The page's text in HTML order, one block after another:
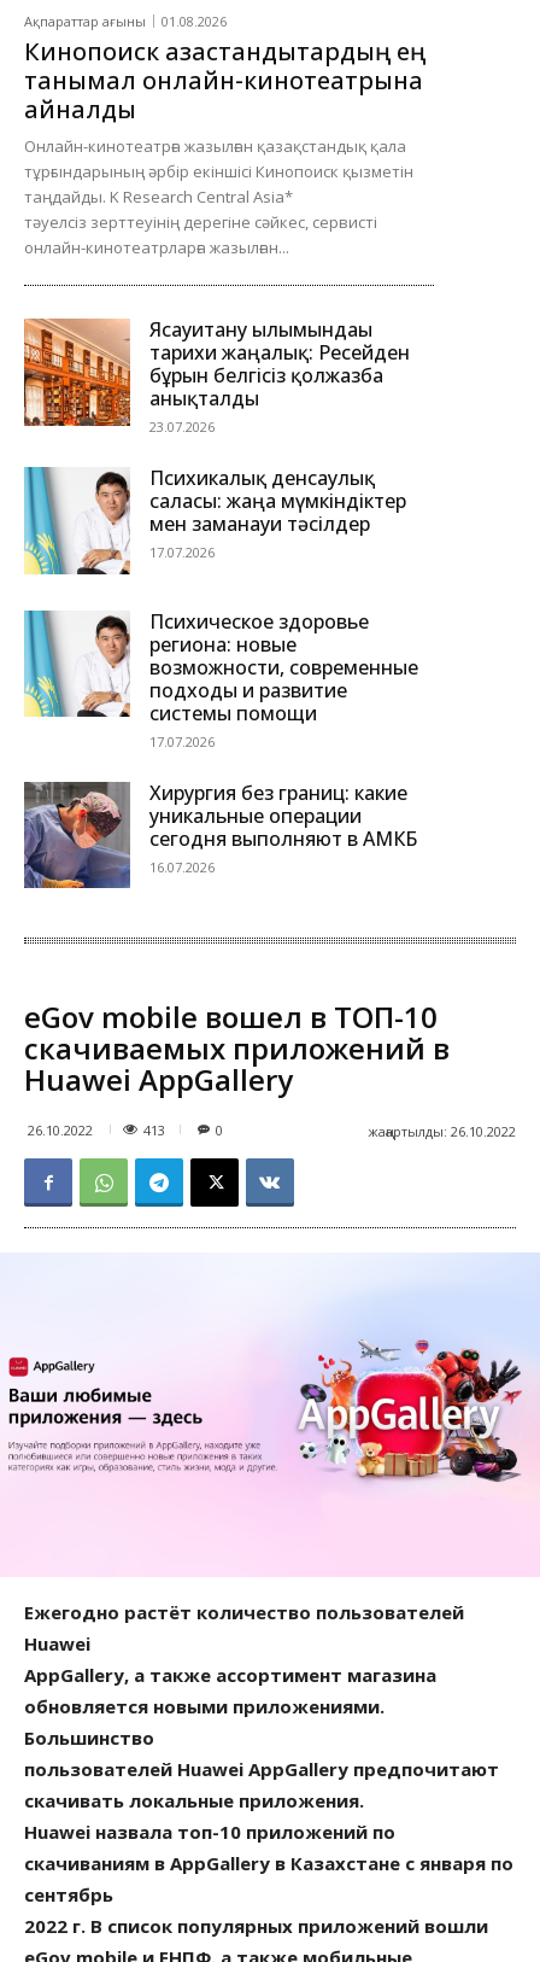
Ақпараттар ағыны 01.08.2026
Кинопоиск қазақстандықтардың ең
танымал онлайн-кинотеатрына
айналды
Онлайн-кинотеатрға жазылған қазақстандық қала
тұрғындарының әрбір екіншісі Кинопоиск қызметін
таңдайды. K Research Central Asia*
тәуелсіз зерттеуінің дерегіне сәйкес, сервисті
онлайн-кинотеатрларға жазылған...
Ясауитану ғылымындағы
тарихи жаңалық: Ресейден
бұрын белгісіз қолжазба
анықталды
23.07.2026
Психикалық денсаулық
саласы: жаңа мүмкіндіктер
мен заманауи тәсілдер
17.07.2026
Психическое здоровье
региона: новые
возможности, современные
подходы и развитие
системы помощи
17.07.2026
Хирургия без границ: какие
уникальные операции
сегодня выполняют в АМКБ
16.07.2026